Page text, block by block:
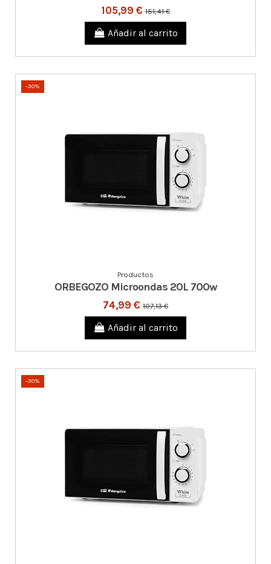
105,99 €151,41 €
Añadir al carrito
-30%
Productos
ORBEGOZO Microondas 20L 700w
74,99 € 107,13 €
Añadir al carrito
-30%